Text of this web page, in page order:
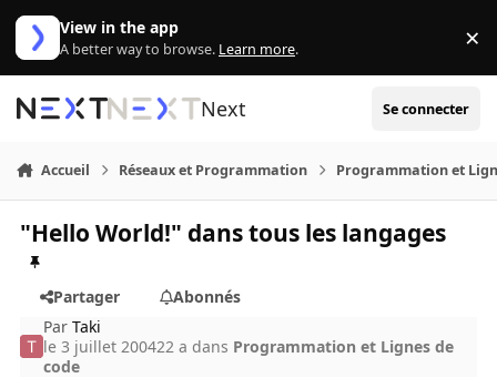
Aller au contenu
View in the app
A better way to browse. Learn more. ×
Next Se connecter
Accueil Réseaux et Programmation Programmation et
"Hello World!" dans tous les langages
Partager
Abonnés
ParTaki
le 3 juillet 200422 a dans Programmation et Lignes de
code